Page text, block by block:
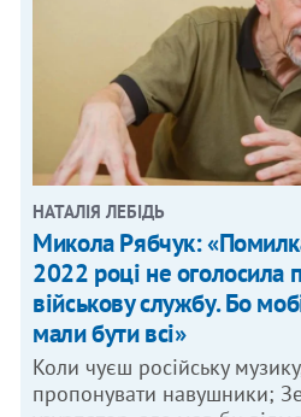
НАТАЛІЯ ЛЕБІДЬ
Микола Рябчук:
2022 році не оголосила
військову службу. Бо
мали бути всі»
Коли чуєш російську
пропонувати навушники;